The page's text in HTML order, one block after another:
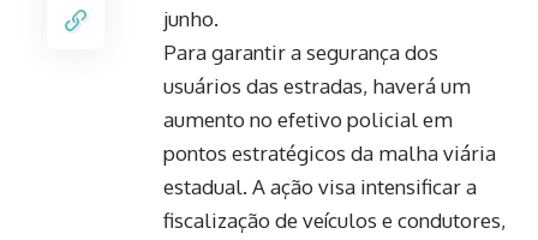
junho.
Para garantir a segurança dos
usuários das estradas, haverá um
aumento no efetivo policial em
pontos estratégicos da malha viária
estadual. A ação visa intensificar a
fiscalização de veículos e condutores,